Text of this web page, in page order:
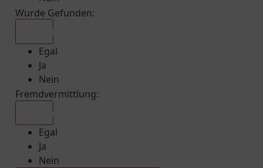
Wurde Gefunden:
Egal
Ja
Nein
Fremdvermittlung:
Egal
Ja
Nein